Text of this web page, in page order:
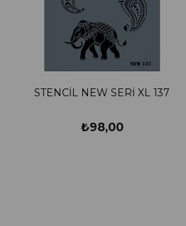
STENCİL NEW SERİ XL 137
₺98,00